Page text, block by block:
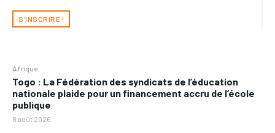
S'INSCRIRE !
Afrique
Togo : La Fédération des syndicats de l’éducation
nationale plaide pour un financement accru de l’école
publique
8 août 2026